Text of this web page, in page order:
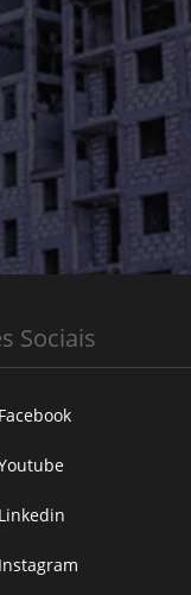
Sociais
Facebook
Linkedin
Instagram